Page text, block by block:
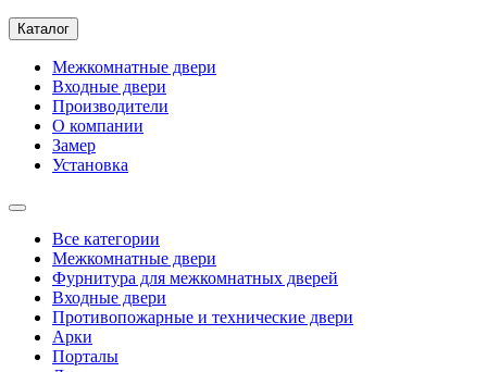
Каталог
Межкомнатные двери
Входные двери
Производители
О компании
Замер
Установка
Все категории
Межкомнатные двери
Фурнитура для межкомнатных дверей
Входные двери
Противопожарные и технические двери
Арки
Порталы